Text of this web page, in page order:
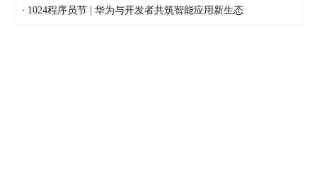
· 1024程序员节 | 华为与开发者共筑智能应用新生态